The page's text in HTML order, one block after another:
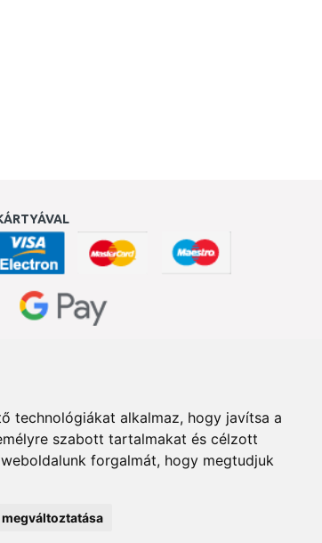
technológiákat alkalmaz, hogy javítsa a
szabott tartalmakat és célzott
forgalmát, hogy megtudjuk